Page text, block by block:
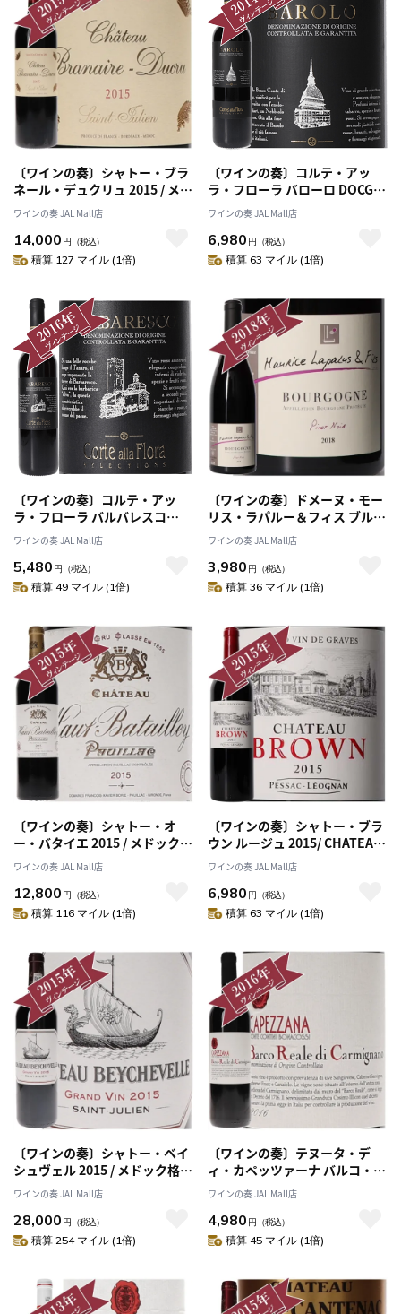
〔ワインの奏〕シャトー・ブラ
ネール・デュクリュ 2015 / メド
ック格付け第４級
QUATRIEMES Grands Crus
ワインの奏 JAL Mall店
14,000 円 （税込）
積算 127 マイル (1倍)
〔ワインの奏〕コルテ・アッ
ラ・フローラ バローロ DOCG
2014/ Corte Alla Flora
BAROLO DOCG 2014
ワインの奏 JAL Mall店
6,980 円 （税込）
積算 63 マイル (1倍)
〔ワインの奏〕コルテ・アッ
ラ・フローラ バルバレスコ
DOCG 2016 / Corte Alla Flora
BARBARESCO DOCG 2016
ワインの奏 JAL Mall店
5,480 円 （税込）
積算 49 マイル (1倍)
〔ワインの奏〕ドメーヌ・モー
リス・ラパルー＆フィス ブルゴ
ーニュ・ピノ・ノワール 2018/
Domaine Maurice Lapalus &
Fils BOURGOGNE PINOT
NOIR 2018
ワインの奏 JAL Mall店
3,980 円 （税込）
積算 36 マイル (1倍)
〔ワインの奏〕シャトー・オ
ー・バタイエ 2015 / メドック格
付け第５級 CINQUIEMES
Grands Crus
ワインの奏 JAL Mall店
12,800 円 （税込）
積算 116 マイル (1倍)
〔ワインの奏〕シャトー・ブラ
ウン ルージュ 2015/ CHATEAU
BROWN ROUGE 2015
ワインの奏 JAL Mall店
6,980 円 （税込）
積算 63 マイル (1倍)
〔ワインの奏〕シャトー・ベイ
シュヴェル 2015 / メドック格付
け第４級 QUATRIEMES
Grands Crus
ワインの奏 JAL Mall店
28,000 円 （税込）
積算 254 マイル (1倍)
〔ワインの奏〕テヌータ・デ
ィ・カペッツァーナ バルコ・レ
アーレ・ディ・カルミニャーノ
2016/ Tenuta di Capezzana
BARCO REALE DI
CARMIGNANO 2016
ワインの奏 JAL Mall店
4,980 円 （税込）
積算 45 マイル (1倍)